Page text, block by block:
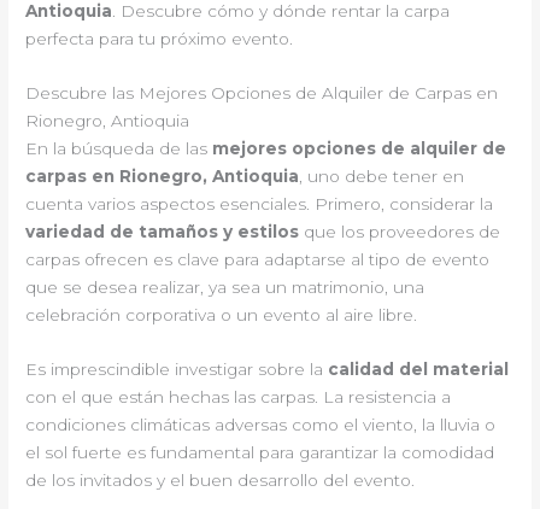
Antioquia. Descubre cómo y dónde rentar la carpa
perfecta para tu próximo evento.
Descubre las Mejores Opciones de Alquiler de Carpas en
Rionegro, Antioquia
En la búsqueda de las mejores opciones de alquiler de
carpas en Rionegro, Antioquia , uno debe tener en
cuenta varios aspectos esenciales. Primero, considerar la
variedad de tamaños y estilos que los proveedores de
carpas ofrecen es clave para adaptarse al tipo de evento
que se desea realizar, ya sea un matrimonio, una
celebración corporativa o un evento al aire libre.
Es imprescindible investigar sobre la calidad del material
con el que están hechas las carpas. La resistencia a
condiciones climáticas adversas como el viento, la lluvia o
el sol fuerte es fundamental para garantizar la comodidad
de los invitados y el buen desarrollo del evento.